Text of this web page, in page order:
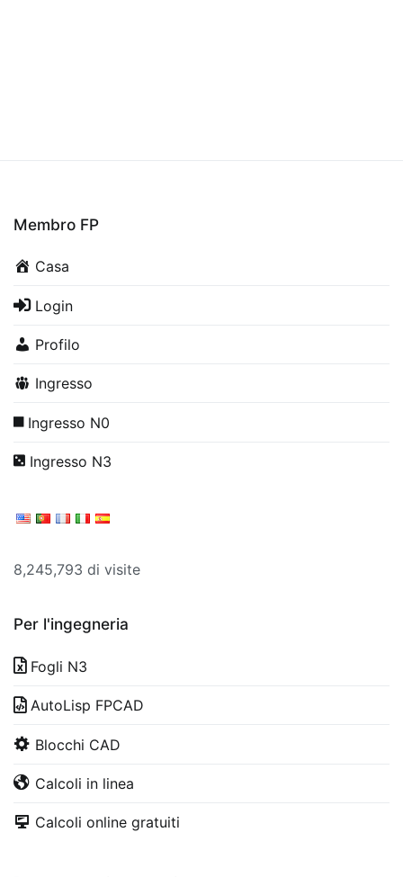
Membro FP
Casa
Login
Profilo
Ingresso
Ingresso N0
Ingresso N3
8,245,793 di visite
Per l'ingegneria
Fogli N3
AutoLisp FPCAD
Blocchi CAD
Calcoli in linea
Calcoli online gratuiti